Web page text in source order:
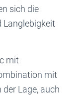
sich die
Langlebigkeit
mit
mit
Lage, auch